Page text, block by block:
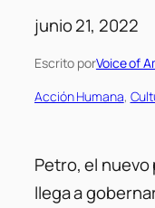
junio 21, 2022
Escrito porVoice of
Acción Humana,
Petro, el
llega a